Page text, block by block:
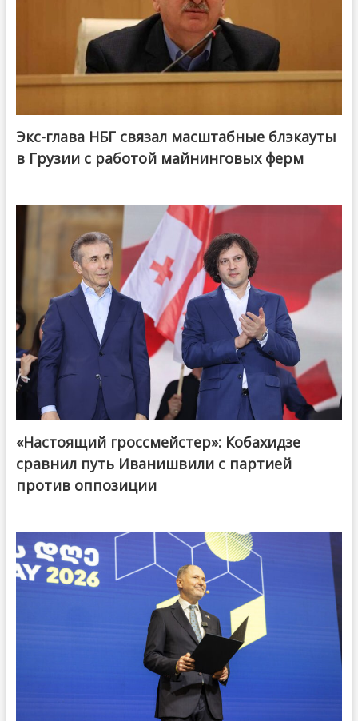
Экс-глава НБГ связал масштабные блэкауты
в Грузии с работой майнинговых ферм
@ქართული ოცნება / Georgian Dream
«Настоящий гроссмейстер»: Кобахидзе
сравнил путь Иванишвили с партией
против оппозиции